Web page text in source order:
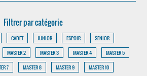
Filtrer par catégorie
CADET JUNIOR ESPOIR
SENIOR
MASTER 2 MASTER 3 MASTER 4
MASTER 5
7 MASTER 8 MASTER 9 MASTER 10